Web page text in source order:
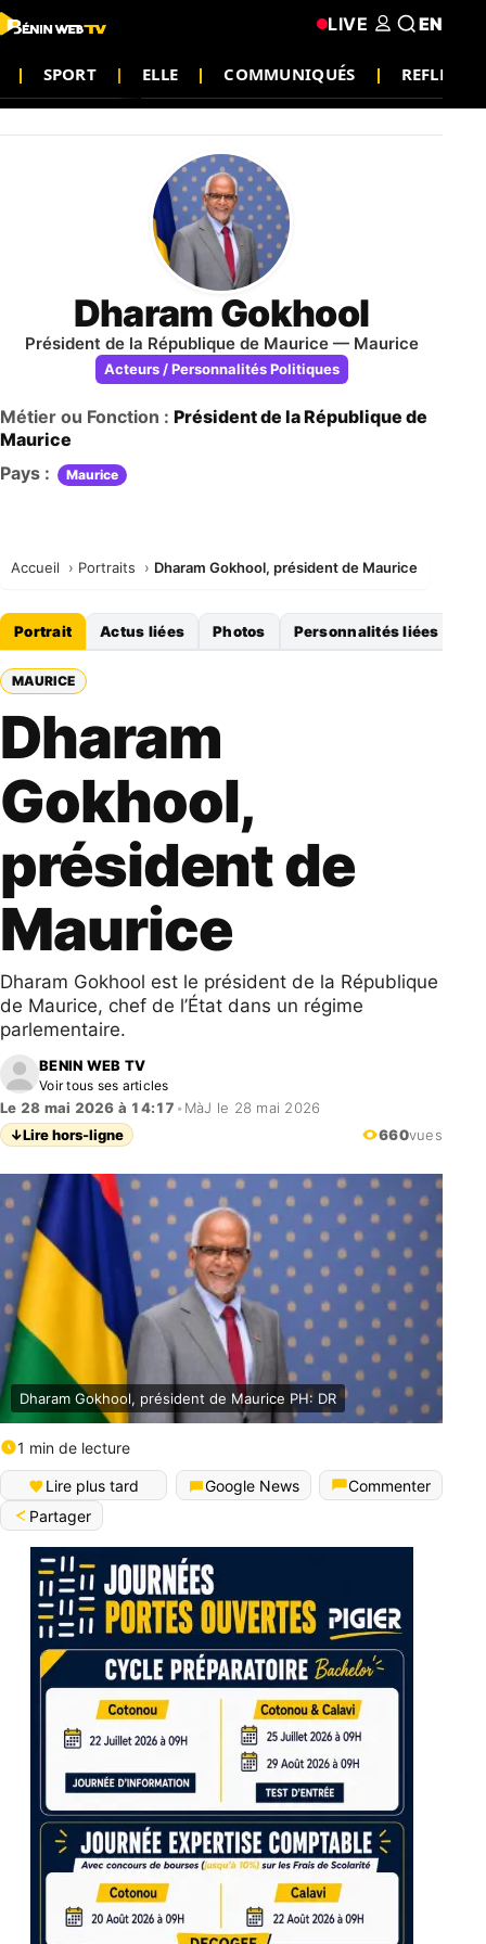
SPORT ELLE COMMUNIQUÉS
LIVE EN
Dharam Gokhool
Président de la République de Maurice — Maurice
Acteurs / Personnalités Politiques
Métier ou Fonction : Président de la République de
Maurice
Pays :
Maurice
Accueil Portraits Dharam Gokhool, président de Maurice
Portrait Actus liées Photos Personnalités liées
MAURICE
Dharam
Gokhool,
président de
Maurice
Dharam Gokhool est le président de la République
de Maurice, chef de l’État dans un régime
parlementaire.
BENIN WEB TV
Voir tous ses articles
Le 28 mai 2026 à 14:17 • MàJ le 28 mai 2026
↓Lire hors-ligne 660vues
Dharam Gokhool, président de Maurice PH: DR
1 min de lecture
Lire plus tard Google News
Commenter
Partager